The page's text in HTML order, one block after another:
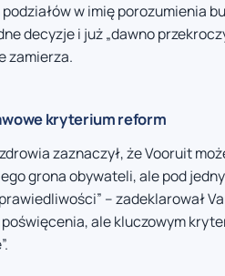
w imię porozumienia
decyzje i już „dawno
zamierza.
kryterium reform
zaznaczył, że Vooruit
grona obywateli, ale pod
– zadeklarował
ale kluczowym